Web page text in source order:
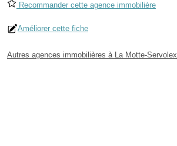
Recommander cette agence immobilière
Améliorer cette fiche
Autres agences immobilières à La Motte-Servolex